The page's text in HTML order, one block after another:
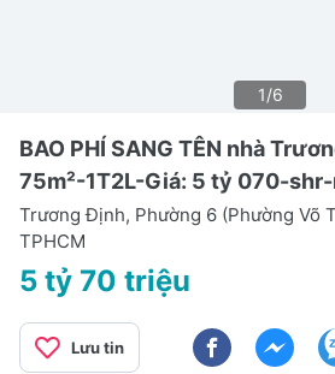
1/6
BAO PHÍ SANG TÊN nhà
75m²-1T2L-Giá: 5 tỷ 070-
Trương Định, Phường 6 (Phường Võ
TPHCM
5 tỷ 70 triệu
Lưu tin